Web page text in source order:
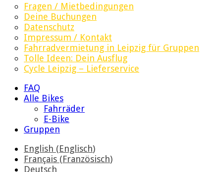
Fragen / Mietbedingungen
Deine Buchungen
Datenschutz
Impressum / Kontakt
Fahrradvermietung in Leipzig für Gruppen
Tolle Ideen: Dein Ausflug
Cycle Leipzig – Lieferservice
FAQ
Alle Bikes
Fahrräder
E-Bike
Gruppen
English (Englisch)
Français (Französisch)
Deutsch